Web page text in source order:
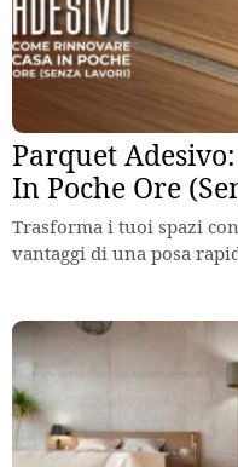
Parquet
In Poche Ore
Trasforma i tuoi spazi
vantaggi di una posa